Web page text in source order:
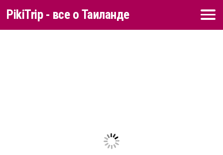
Перейти к содержимому
PikiTrip - все о Таиланде